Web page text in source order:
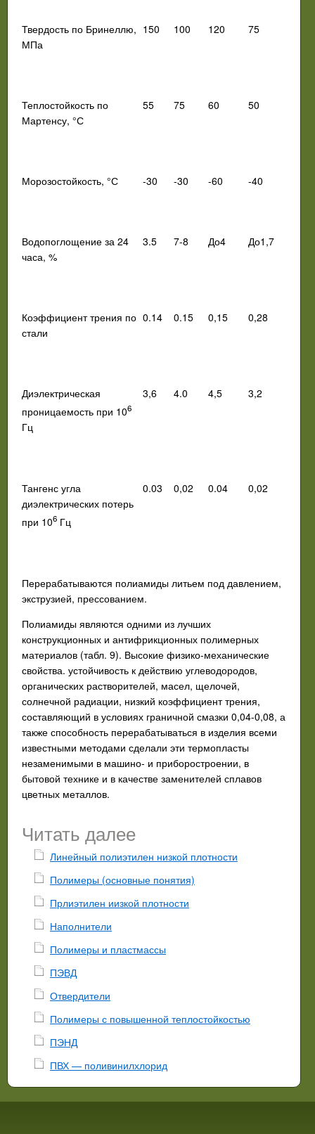
Твердость по Бринеллю,
МПа
150 100 120 75
Теплостойкость по
Мартенсу, °С
55 75 60 50
Морозостойкость, °С -30 -30 -60 -40
Водопоглощение за 24
часа, %
3.5 7-8 До4 До1,7
Коэффициент трения по
стали
0.14 0.15 0,15 0,28
Диэлектрическая
проницаемость при 106
Гц
3,6 4.0 4,5 3,2
Тангенс угла
диэлектрических потерь
при 106 Гц
0.03 0,02 0.04 0,02
Перерабатываются полиамиды литьем под давлением,
экструзией, прессованием.
Полиамиды являются одними из лучших
конструкционных и антифрикционных полимерных
материалов (табл. 9). Высокие физико-механические
свойства. устойчивость к действию углеводородов,
органических растворителей, масел, щелочей,
солнечной радиации, низкий коэффициент трения,
составляющий в условиях граничной смазки 0,04-0,08, а
также способность перерабатываться в изделия всеми
известными методами сделали эти термопласты
незаменимыми в машино- и приборостроении, в
бытовой технике и в качестве заменителей сплавов
цветных металлов.
Читать далее
Линейный полиэтилен низкой плотности
Полимеры (основные понятия)
Прлиэтилен иизкой плотности
Наполнители
Полимеры и пластмассы
ПЭВД
Отвердители
Полимеры с повышенной теплостойкостью
ПЭНД
ПВХ — поливинилхлорид